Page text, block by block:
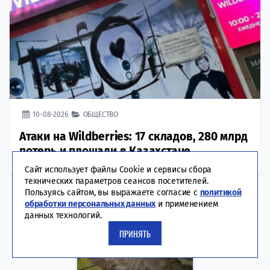
10-08-2026 ОБЩЕСТВО
Атаки на Wildberries: 17 складов, 280 млрд
потерь и площади в Казахстане
Сайт использует файлы Cookie и сервисы сбора
технических параметров сеансов посетителей.
Пользуясь сайтом, вы выражаете согласие с политикой
обработки персональных данных и применением
данных технологий.
ПРИНЯТЬ